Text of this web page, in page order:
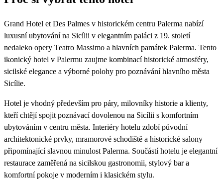
23 049
Grand Hotel et Des Palmes v historickém centru Palerma nabízí
luxusní ubytování na Sicílii v elegantním paláci z 19. století
nedaleko opery Teatro Massimo a hlavních památek Palerma. Tento
ikonický hotel v Palermu zaujme kombinací historické atmosféry,
sicilské elegance a výborné polohy pro poznávání hlavního města
Sicílie.
Hotel je vhodný především pro páry, milovníky historie a klienty,
kteří chtějí spojit poznávací dovolenou na Sicílii s komfortním
ubytováním v centru města. Interiéry hotelu zdobí původní
architektonické prvky, mramorové schodiště a historické salony
připomínající slavnou minulost Palerma. Součástí hotelu je elegantní
restaurace zaměřená na sicilskou gastronomii, stylový bar a
komfortní pokoje v moderním i klasickém stylu.